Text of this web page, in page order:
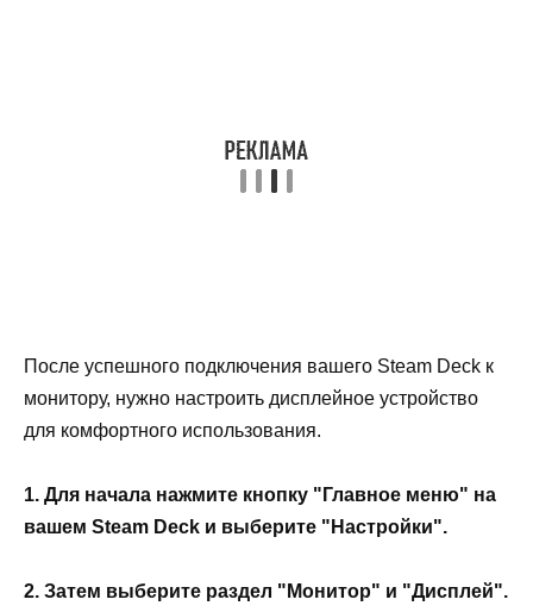
После успешного подключения вашего Steam Deck к
монитору, нужно настроить дисплейное устройство
для комфортного использования.
1. Для начала нажмите кнопку "Главное меню" на
вашем Steam Deck и выберите "Настройки".
2. Затем выберите раздел "Монитор" и "Дисплей".